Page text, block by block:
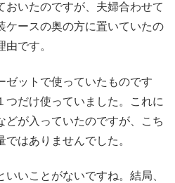
おいたのですが、夫婦合わせて
ケースの奥の方に置いていたの
です。
ゼットで使っていたものです
つだけ使っていました。これに
どが入っていたのですが、こち
はありませんでした。
いことがないですね。結局、